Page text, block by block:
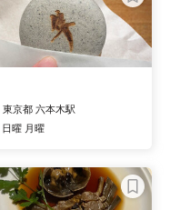
東京都 六本木駅
日曜 月曜